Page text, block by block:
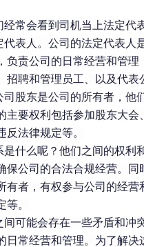
常会看到司机当上法定代
表人。公司的法定代表
责公司的日常经营和管
聘和管理员工、以及代表
股东是公司的所有者，
要权利包括参加股东大
法律规定等。
什么呢？他们之间的权
公司的合法合规经营。
者，有权参与公司的经
。
可能会存在一些矛盾和
日常经营和管理。为了解